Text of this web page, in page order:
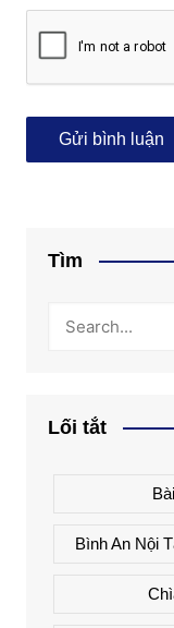
Tìm
Lối tắt
Bình An Nội